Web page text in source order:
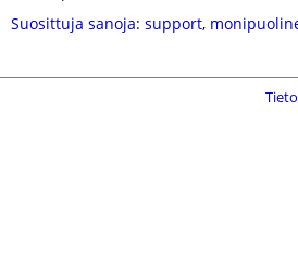
Suosittuja sanoja: support,